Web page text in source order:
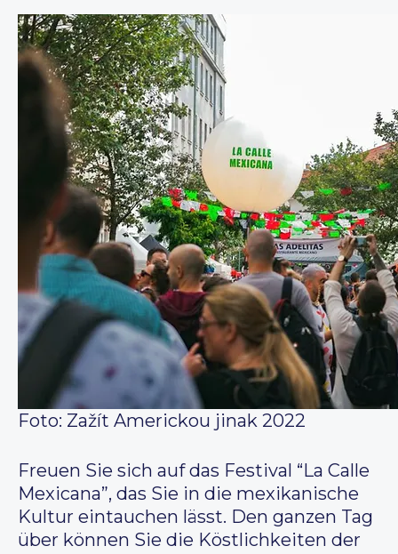
Foto: Zažít Americkou jinak 2022
Freuen Sie sich auf das Festival “La Calle
Mexicana”, das Sie in die mexikanische
Kultur eintauchen lässt. Den ganzen Tag
über können Sie die Köstlichkeiten der